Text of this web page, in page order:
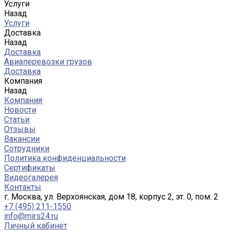
Услуги
Назад
Услуги
Доставка
Назад
Доставка
Авиаперевозки грузов
Доставка
Компания
Назад
Компания
Новости
Статьи
Отзывы
Вакансии
Сотрудники
Политика конфиденциальности
Сертификаты
Видеогалерея
Контакты
г. Москва, ул. Верхоянская, дом 18, корпус 2, эт. 0, пом. 2
+7 (495) 211-1550
info@mirs24.ru
Личный кабинет